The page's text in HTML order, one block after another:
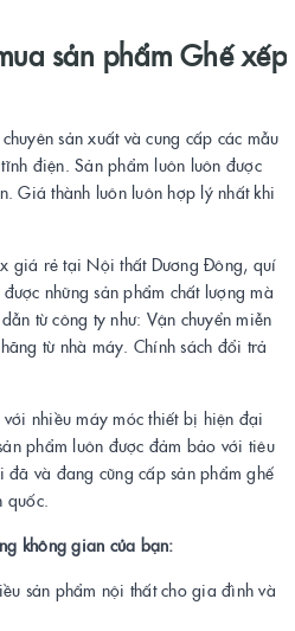
sản phẩm Ghế xếp
sản xuất và cung cấp các mẫu
điện. Sản phẩm luôn luôn được
Giá thành luôn luôn hợp lý nhất khi
giá rẻ tại Nội thất Dương Đông, quí
những sản phẩm chất lượng mà
từ công ty như: Vận chuyển miễn
từ nhà máy. Chính sách đổi trả
nhiều máy móc thiết bị hiện đại
phẩm luôn được đảm bảo với tiêu
và đang cũng cấp sản phẩm ghế
quốc.
không gian của bạn:
sản phẩm nội thất cho gia đình và